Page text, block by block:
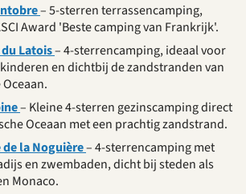
– 5-sterren terrassencamping,
Award 'Beste camping van Frankrijk'.
du Latois– 4-sterrencamping, ideaal voor
en dichtbij de zandstranden van
– Kleine 4-sterren gezinscamping direct
Oceaan met een prachtig zandstrand.
de la Noguière– 4-sterrencamping met
en zwembaden, dicht bij steden als
Monaco.